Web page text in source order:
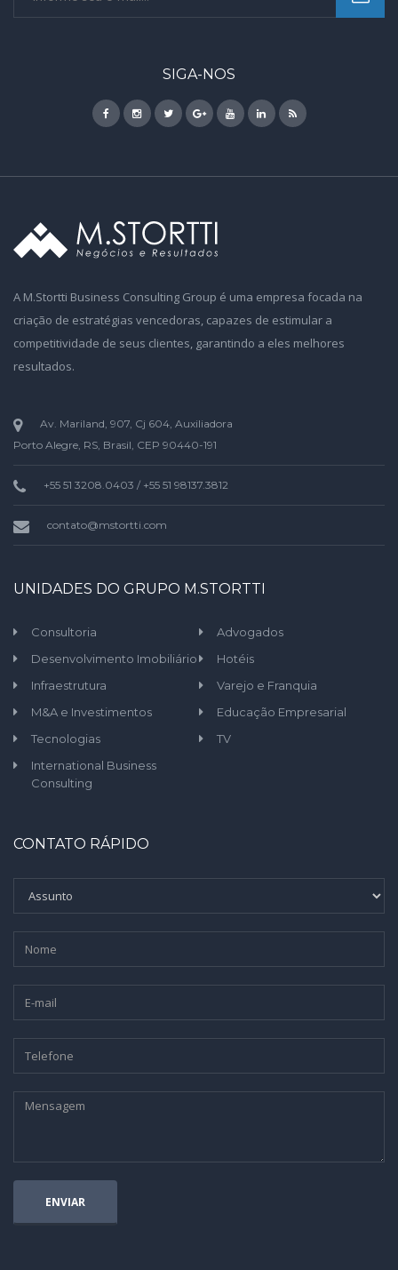
SIGA-NOS
A M.Stortti Business Consulting Group é uma empresa focada na
criação de estratégias vencedoras, capazes de estimular a
competitividade de seus clientes, garantindo a eles melhores
resultados.
Av. Mariland, 907, Cj 604, Auxiliadora
Porto Alegre, RS, Brasil, CEP 90440-191
+55 51 3208.0403 / +55 51 98137.3812
contato@mstortti.com
UNIDADES DO GRUPO M.STORTTI
Consultoria
Advogados
Desenvolvimento Imobiliário
Hotéis
Infraestrutura
Varejo e Franquia
M&A e Investimentos
Educação Empresarial
Tecnologias
TV
International Business
Consulting
CONTATO RÁPIDO
ENVIAR